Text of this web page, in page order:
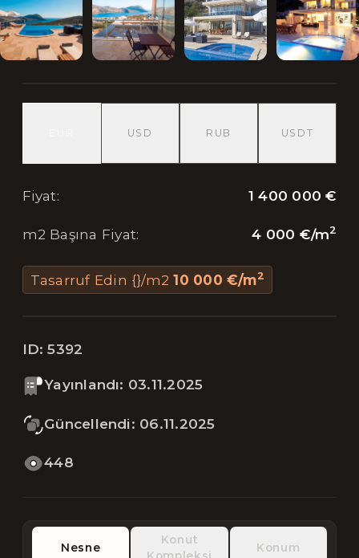
USD RUB USDT
Fiyat: 1 400 000 €
m2 Başına Fiyat: 4 000 €/m2
Tasarruf Edin {}/m2 10 000 €/m2
ID:5392
Yayınlandı: 03.11.2025
Güncellendi: 06.11.2025
448
Nesne
Konut
Konum